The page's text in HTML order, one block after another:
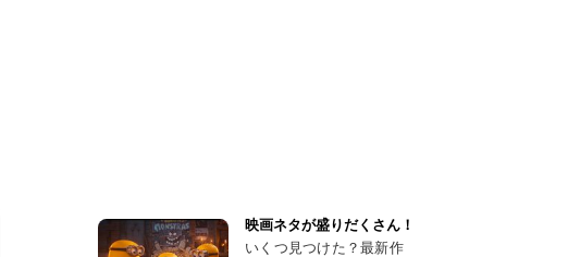
映画ネタが盛りだくさん！
いくつ見つけた？最新作